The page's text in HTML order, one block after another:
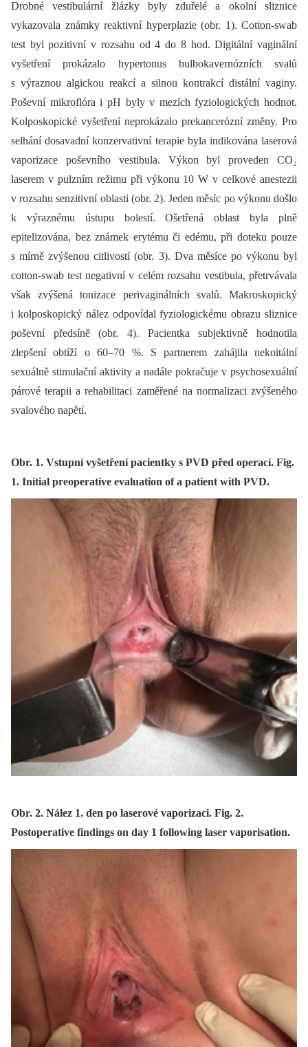
Drobné vestibulární žlázky byly zduřelé a okolní sliznice
vykazovala známky reaktivní hyperplazie (obr. 1). Cotton-swab
test byl pozitivní v rozsahu od 4 do 8 hod. Digitální vaginální
vyšetření prokázalo hypertonus bulbokavernózních svalů
s výraznou algickou reakcí a silnou kontrakcí distální vaginy.
Poševní mikroflóra i pH byly v mezích fyziologických hodnot.
Kolposkopické vyšetření neprokázalo prekancerózní změny. Pro
selhání dosavadní konzervativní terapie byla indikována laserová
vaporizace poševního vestibula. Výkon byl proveden CO₂
laserem v pulzním režimu při výkonu 10 W v celkové anestezii
v rozsahu senzitivní oblasti (obr. 2). Jeden měsíc po výkonu došlo
k výraznému ústupu bolestí. Ošetřená oblast byla plně
epitelizována, bez známek erytému či edému, při doteku pouze
s mírně zvýšenou citlivostí (obr. 3). Dva měsíce po výkonu byl
cotton-swab test negativní v celém rozsahu vestibula, přetrvávala
však zvýšená tonizace perivaginálních svalů. Makroskopický
i kolposkopický nález odpovídal fyziologickému obrazu sliznice
poševní předsíně (obr. 4). Pacientka subjektivně hodnotila
zlepšení obtíží o 60–70 %. S partnerem zahájila nekoitální
sexuálně stimulační aktivity a nadále pokračuje v psychosexuální
párové terapii a rehabilitaci zaměřené na normalizaci zvýšeného
svalového napětí.
Obr. 1. Vstupní vyšetření pacientky s PVD před operací. Fig.
1. Initial preoperative evaluation of a patient with PVD.
Obr. 2. Nález 1. den po laserové vaporizaci. Fig. 2.
Postoperative findings on day 1 following laser vaporisation.